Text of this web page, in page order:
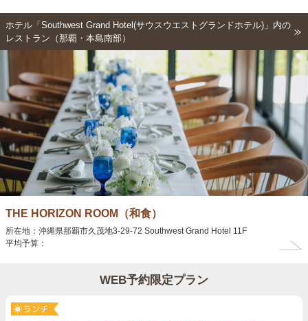
ホテル「Southwest Grand Hotel(サウスウエストグランドホテル)」内の
レストラン（那覇・本島南部）
THE HORIZON ROOM（和食）
所在地：沖縄県那覇市久茂地3-29-72 Southwest Grand Hotel 11F
平均予算：
WEB予約限定プラン